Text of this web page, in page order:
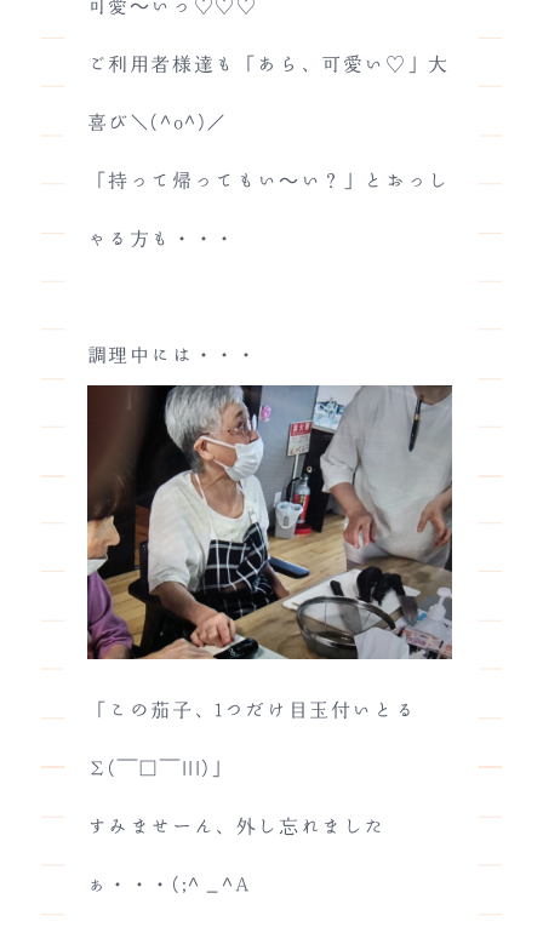
可愛～いっ♡♡♡
ご利用者様達も「あら、可愛い♡」大
喜び＼(^o^)／
「持って帰ってもい～い？」とおっし
ゃる方も・・・
調理中には・・・
「この茄子、1つだけ目玉付いとる
Σ(￣□￣|||)」
すみませーん、外し忘れました
ぁ・・・(;^_^A